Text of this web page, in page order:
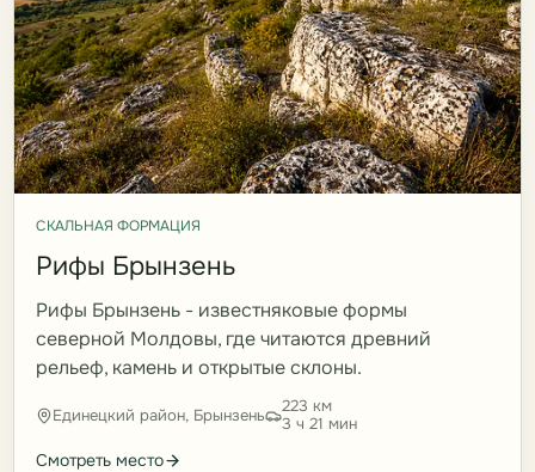
СКАЛЬНАЯ ФОРМАЦИЯ
Рифы Брынзень
Рифы Брынзень - известняковые формы
северной Молдовы, где читаются древний
рельеф, камень и открытые склоны.
Единецкий район, Брынзень
223 км
3 ч 21 мин
Смотреть место